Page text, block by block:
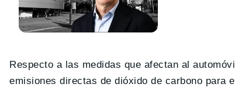
Respecto a las medidas que afectan al
emisiones directas de dióxido de carbono para